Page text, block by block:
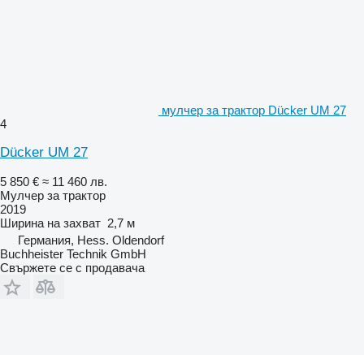
мулчер за трактор Dücker UM 27
4
Dücker UM 27
5 850 € ≈ 11 460 лв.
Мулчер за трактор
2019
Ширина на захват 2,7 м
Германия, Hess. Oldendorf
Buchheister Technik GmbH
Свържете се с продавача